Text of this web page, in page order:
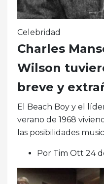
Celebridad
Charles
Wilson
breve y
El Beach Boy y el
verano de 1968
las posibilidades
Por Tim Ott 24